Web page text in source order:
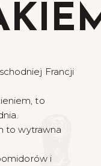
Francji
to
to wytrawna
i